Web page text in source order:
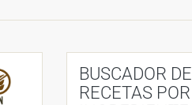
BUSCADOR DE
RECETAS POR